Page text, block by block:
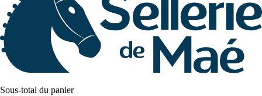
Sous-total du panier